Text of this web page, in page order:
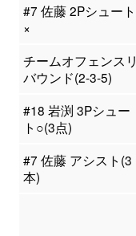
#7 佐藤 2Pシュート
×
チームオフェンスリ
バウンド(2-3-5)
#18 岩渕 3Pシュー
ト○(3点)
#7 佐藤 アシスト(3
本)